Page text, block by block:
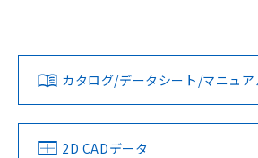
ダウンロードデータをご利用いただく
みください。
ソフトウェアの使用条件
対応済み
中国 RoHS 注意事項・凡例
LR型式承認
（イギリス
船舶規格）
DNV型式承認
（ノルウェー
カタログ/データシート/マニュア
2D CADデータ